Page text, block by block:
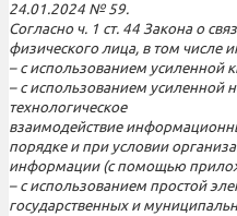
24.01.2024 № 59.
Согласно ч. 1 ст. 44 Закона о
физического лица, в том числе
– с использованием усиленной
– с использованием усиленной
технологическое
взаимодействие
порядке и при условии
информации (с помощью
– с использованием простой
государственных и